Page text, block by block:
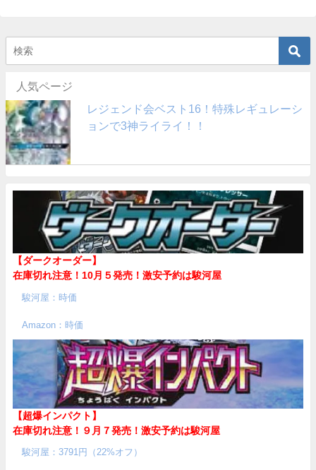
人気ページ
レジェンド会ベスト16！特殊レギュレーシ
ョンで3神ライライ！！
【ダークオーダー】
在庫切れ注意！10月５発売！ 激安予約は駿河屋
駿河屋：時価
Amazon：時価
【超爆インパクト】
在庫切れ注意！９月７発売！ 激安予約は駿河屋
駿河屋：3791円（22%オフ）